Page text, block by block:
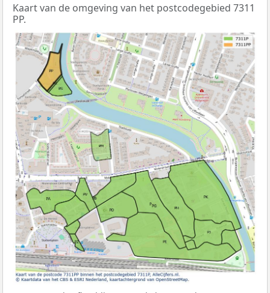
Kaart van de omgeving van het postcodegebied 7311
PP.